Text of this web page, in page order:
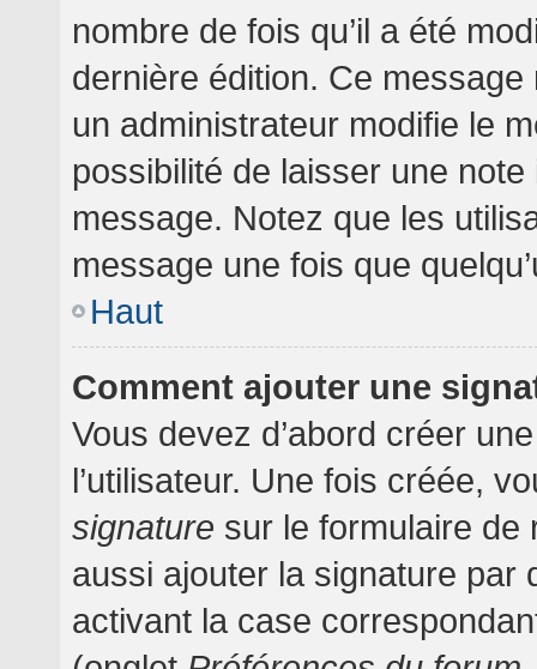
nombre de fois qu’il a été
dernière édition. Ce
un administrateur modifie le
possibilité de laisser une note
message. Notez que les
message une fois que
Haut
Comment ajouter une
Vous devez d’abord créer
l’utilisateur. Une fois créée,
signature sur le formulaire de
aussi ajouter la signature par
activant la case